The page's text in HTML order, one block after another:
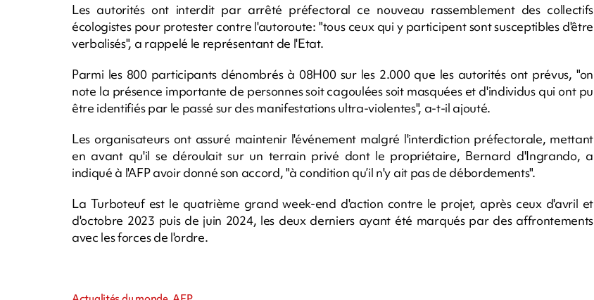
Les autorités ont interdit par arrêté préfectoral ce nouveau rassemblement des collectifs
écologistes pour protester contre l'autoroute: "tous ceux qui y participent sont susceptibles d'être
verbalisés", a rappelé le représentant de l'Etat.
Parmi les 800 participants dénombrés à 08H00 sur les 2.000 que les autorités ont prévus, "on
note la présence importante de personnes soit cagoulées soit masquées et d'individus qui ont pu
être identifiés par le passé sur des manifestations ultra-violentes", a-t-il ajouté.
Les organisateurs ont assuré maintenir l'événement malgré l'interdiction préfectorale, mettant
en avant qu'il se déroulait sur un terrain privé dont le propriétaire, Bernard d'Ingrando, a
indiqué à l'AFP avoir donné son accord, "à condition qu’il n'y ait pas de débordements".
La Turboteuf est le quatrième grand week-end d'action contre le projet, après ceux d'avril et
d'octobre 2023 puis de juin 2024, les deux derniers ayant été marqués par des affrontements
avec les forces de l'ordre.